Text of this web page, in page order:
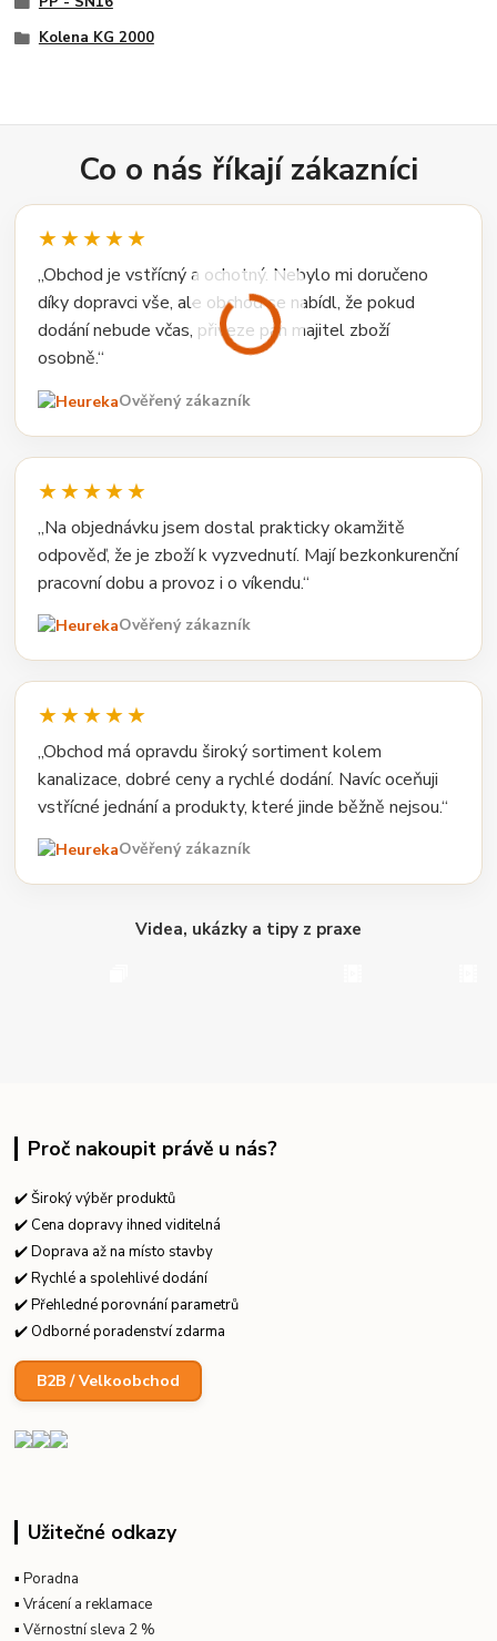
Kolena KG 2000
Co o nás říkají zákazníci
★★★★★
„Obchod je vstřícný a ochotný. Nebylo mi doručeno
díky dopravci vše, ale obchod se nabídl, že pokud
dodání nebude včas, přiveze pan majitel zboží
osobně.“
Ověřený zákazník
★★★★★
„Na objednávku jsem dostal prakticky okamžitě
odpověď, že je zboží k vyzvednutí. Mají bezkonkurenční
pracovní dobu a provoz i o víkendu.“
Ověřený zákazník
★★★★★
„Obchod má opravdu široký sortiment kolem
kanalizace, dobré ceny a rychlé dodání. Navíc oceňuji
vstřícné jednání a produkty, které jinde běžně nejsou.“
Ověřený zákazník
Videa, ukázky a tipy z praxe
Proč nakoupit právě u nás?
✔️ Široký výběr produktů
✔️ Cena dopravy ihned viditelná
✔️ Doprava až na místo stavby
✔️ Rychlé a spolehlivé dodání
✔️ Přehledné porovnání parametrů
✔️ Odborné poradenství zdarma
B2B / Velkoobchod
Užitečné odkazy
▪Poradna
▪Vrácení a reklamace
▪Věrnostní sleva 2 %